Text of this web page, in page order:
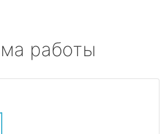
работы